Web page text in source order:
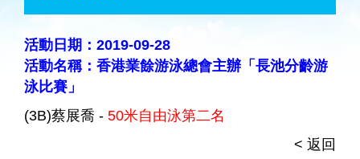
活動日期：2019-09-28
活動名稱：香港業餘游泳總會主辦「長池分齡游
泳比賽」
(3B)蔡展喬 - 50米自由泳第二名
< 返回